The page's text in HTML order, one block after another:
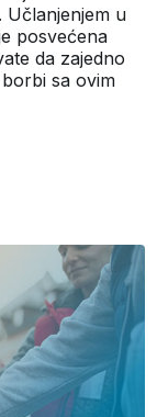
Učlanjenjem u
posvećena
da zajedno
sa ovim